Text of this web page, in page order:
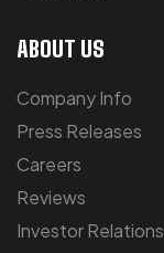
ABOUT US
Company Info
Press Releases
Careers
Reviews
Investor Relations